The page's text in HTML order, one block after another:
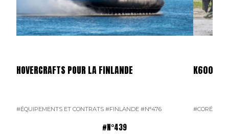
HOVERCRAFTS POUR LA FINLANDE
#ÉQUIPEMENTS ET CONTRATS #FINLANDE #N°476
K600
#CORÉE DU
#N°439